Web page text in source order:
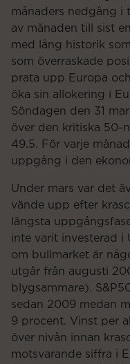
månaders nedgång i
av månaden till sist
med lång historik
som överraskade
prata upp Europa
öka sin allokering i
Söndagen den 31
över den kritiska 50-
49.5. För varje
uppgång i den
Under mars var det
vände upp efter
längsta
inte varit investerad i
om bullmarket är
utgår från augusti
blygsammare).
sedan 2009 medan
9 procent. Vinst per
över nivån innan
motsvarande siffra i